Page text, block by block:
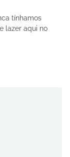
tínhamos
lazer aqui no